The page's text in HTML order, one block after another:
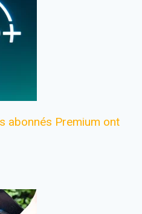
abonnés Premium ont